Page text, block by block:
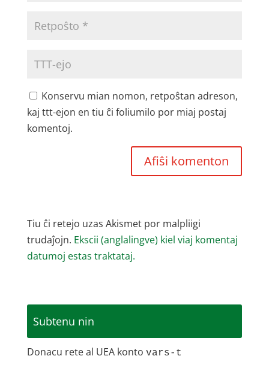
Konservu mian nomon, retpoŝtan adreson,
kaj ttt-ejon en tiu ĉi foliumilo por miaj postaj
komentoj.
Tiu ĉi retejo uzas Akismet por malpliigi
trudaĵojn. Ekscii (anglalingve) kiel viaj komentaj
datumoj estas traktataj.
Subtenu nin
Donacu rete al UEA konto vars-t